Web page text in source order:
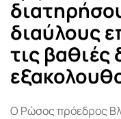
διαύλους
τις
Ο Ρώσος πρόεδρος